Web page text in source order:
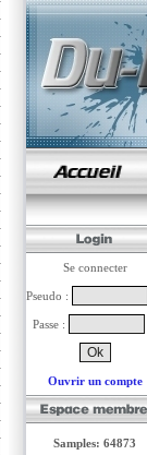
Se connecter
Pseudo :
Passe :
Ouvrir un compte
Samples: 64873